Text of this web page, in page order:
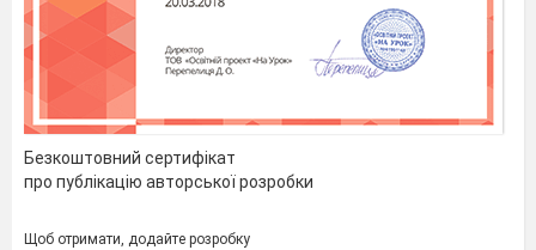
Безкоштовний сертифікат
про публікацію авторської розробки
Щоб отримати, додайте розробку